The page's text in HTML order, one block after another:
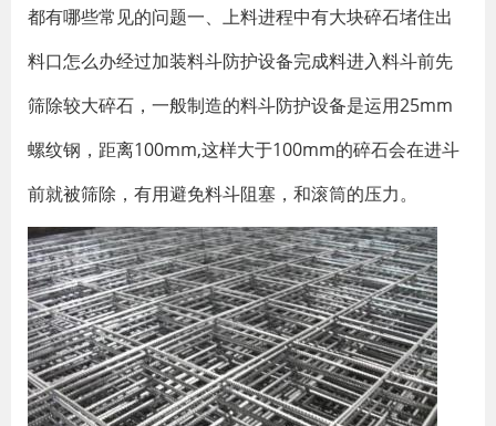
都有哪些常见的问题一、上料进程中有大块碎石堵住出
料口怎么办经过加装料斗防护设备完成料进入料斗前先
筛除较大碎石，一般制造的料斗防护设备是运用25mm
螺纹钢，距离100mm,这样大于100mm的碎石会在进斗
前就被筛除，有用避免料斗阻塞，和滚筒的压力。